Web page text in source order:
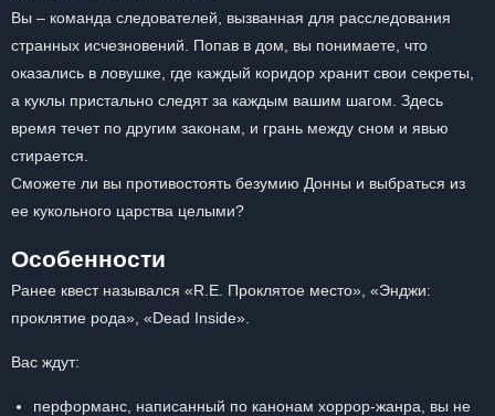
Вы – команда следователей, вызванная для расследования
странных исчезновений. Попав в дом, вы понимаете, что
оказались в ловушке, где каждый коридор хранит свои секреты,
а куклы пристально следят за каждым вашим шагом. Здесь
время течет по другим законам, и грань между сном и явью
стирается.
Сможете ли вы противостоять безумию Донны и выбраться из
ее кукольного царства целыми?
Особенности
Ранее квест назывался «R.E. Проклятое место», «Энджи:
проклятие рода», «Dead Inside».
Вас ждут:
перформанс, написанный по канонам хоррор-жанра, вы не